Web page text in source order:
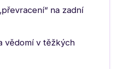
na zadní
vědomí v těžkých